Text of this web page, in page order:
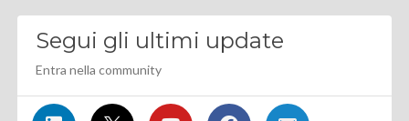
Segui gli ultimi update
Entra nella community